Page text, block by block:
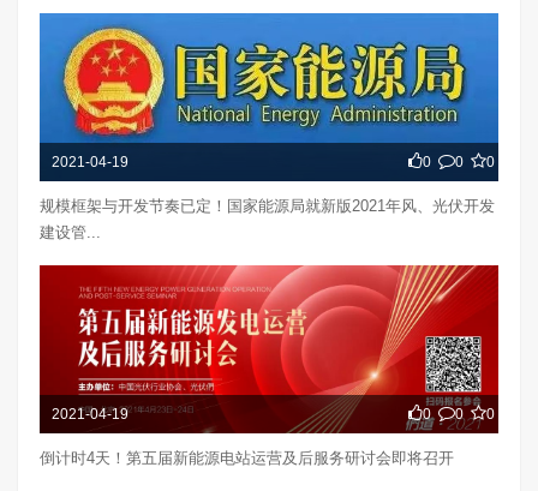
2021-04-19 0 0 0
规模框架与开发节奏已定！国家能源局就新版2021年风、光伏开发
建设管...
2021-04-19 0 0 0
倒计时4天！第五届新能源电站运营及后服务研讨会即将召开